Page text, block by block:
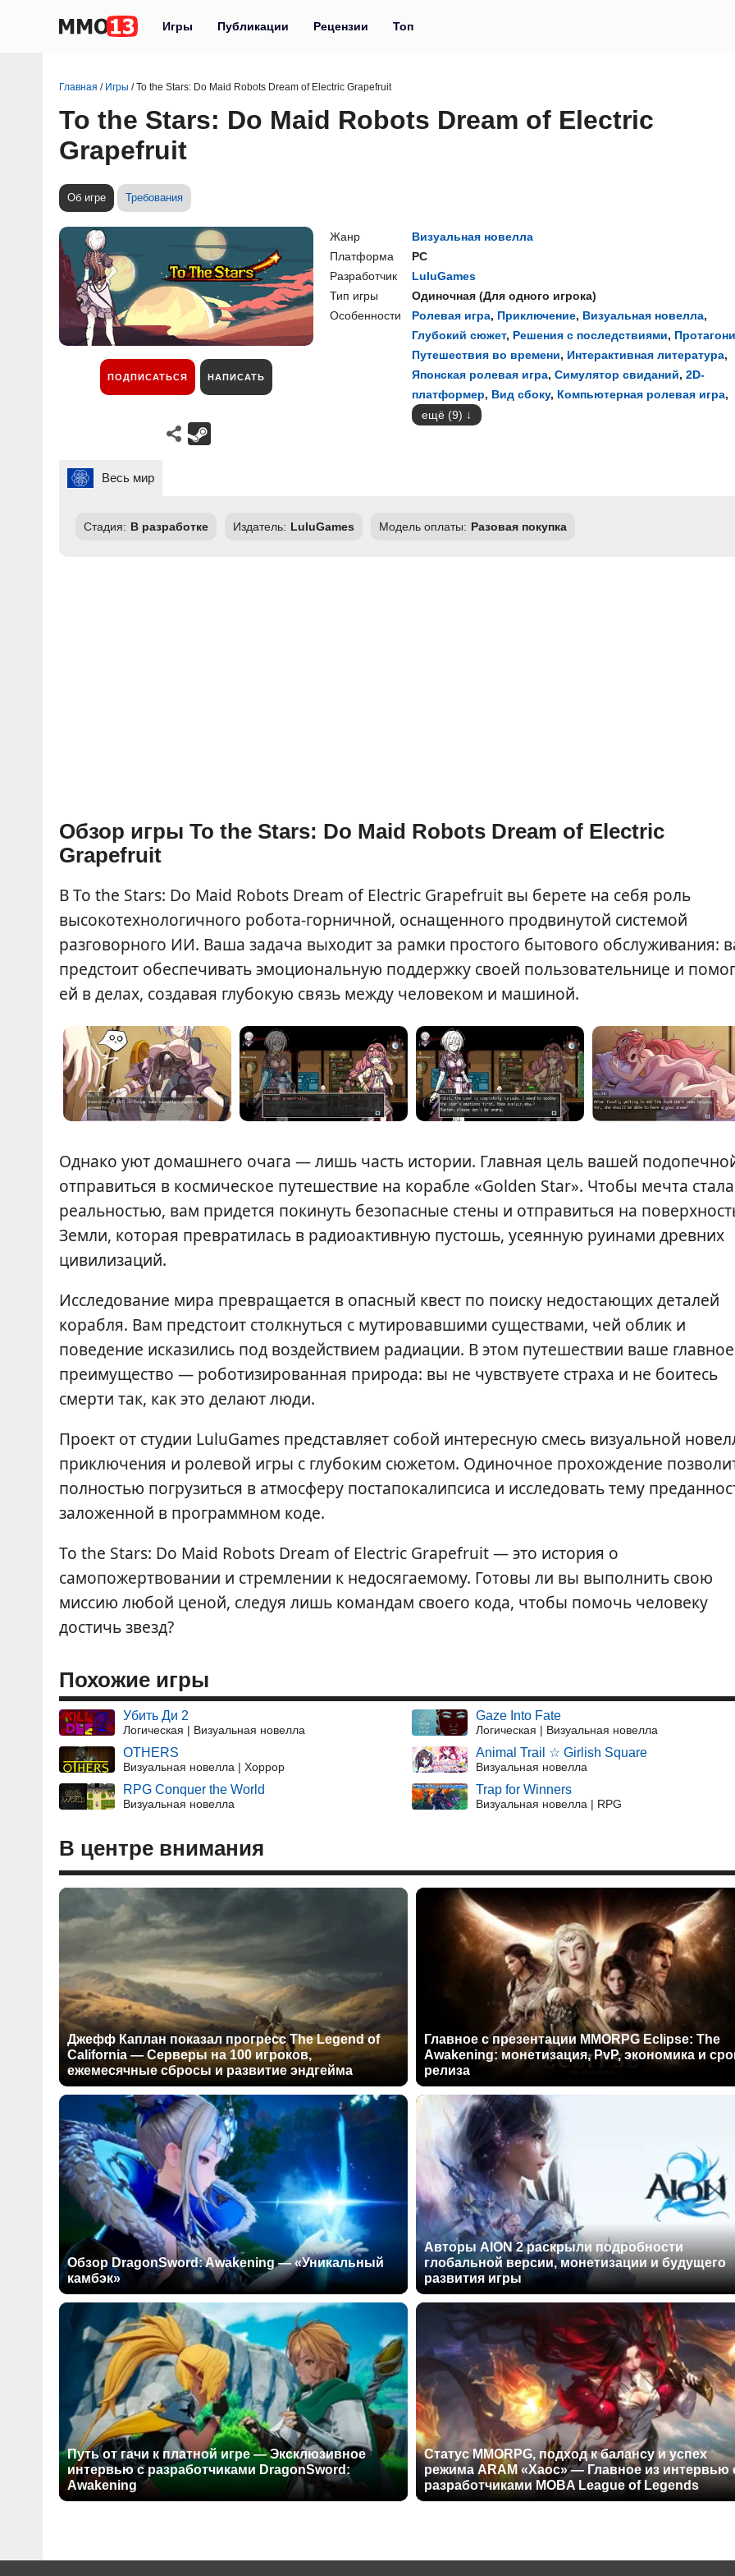
Игры Публикации Рецензии Топ
Главная / Игры /To the Stars: Do Maid Robots Dream of Electric Grapefruit
To the Stars: Do Maid Robots Dream of Electric
Grapefruit
Об игре Требования
ПОДПИСАТЬСЯ НАПИСАТЬ
Жанр
Визуальная новелла
Платформа
PC
Разработчик
LuluGames
Тип игры
Одиночная (Для одного игрока)
Особенности
Ролевая игра, Приключение, Визуальная новелла,
Глубокий сюжет, Решения с последствиями,
Путешествия во времени, Интерактивная литература,
Японская ролевая игра, Симулятор свиданий, 2D-
платформер, Вид сбоку, Компьютерная ролевая игра,
ещё (9)
Весь мир
Стадия: В разработке Издатель: LuluGames Модель оплаты: Разовая покупка
Обзор игры To the Stars: Do Maid Robots Dream of Electric
Grapefruit
В To the Stars: Do Maid Robots Dream of Electric Grapefruit вы берете на себя роль
высокотехнологичного робота-горничной, оснащенного продвинутой системой
разговорного ИИ. Ваша задача выходит за рамки простого бытового обслуживания:
предстоит обеспечивать эмоциональную поддержку своей пользовательнице и
ей в делах, создавая глубокую связь между человеком и машиной.
Однако уют домашнего очага — лишь часть истории. Главная цель вашей
отправиться в космическое путешествие на корабле «Golden Star». Чтобы мечта стала
реальностью, вам придется покинуть безопасные стены и отправиться на
Земли, которая превратилась в радиоактивную пустошь, усеянную руинами древних
цивилизаций.
Исследование мира превращается в опасный квест по поиску недостающих деталей
корабля. Вам предстоит столкнуться с мутировавшими существами, чей облик и
поведение исказились под воздействием радиации. В этом путешествии ваше главное
преимущество — роботизированная природа: вы не чувствуете страха и не боитесь
смерти так, как это делают люди.
Проект от студии LuluGames представляет собой интересную смесь визуальной
приключения и ролевой игры с глубоким сюжетом. Одиночное прохождение
полностью погрузиться в атмосферу постапокалипсиса и исследовать тему
заложенной в программном коде.
To the Stars: Do Maid Robots Dream of Electric Grapefruit — это история о
самопожертвовании и стремлении к недосягаемому. Готовы ли вы выполнить свою
миссию любой ценой, следуя лишь командам своего кода, чтобы помочь человеку
достичь звезд?
Похожие игры
Убить Ди 2
Логическая | Визуальная новелла
OTHERS
Визуальная новелла | Хоррор
RPG Conquer the World
Визуальная новелла
Gaze Into Fate
Логическая | Визуальная новелла
Animal Trail ☆ Girlish Square
Визуальная новелла
Trap for Winners
Визуальная новелла | RPG
В центре внимания
Джефф Каплан показал прогресс The Legend of
California — Серверы на 100 игроков,
ежемесячные сбросы и развитие эндгейма
Главное с презентации MMORPG Eclipse: The
Awakening: монетизация, PvP, экономика и
релиза
Обзор DragonSword: Awakening — «Уникальный
камбэк»
Авторы AION 2 раскрыли подробности
глобальной версии, монетизации и будущего
развития игры
Путь от гачи к платной игре — Эксклюзивное
интервью с разработчиками DragonSword:
Awakening
Статус MMORPG, подход к балансу и успех
режима ARAM «Хаос» — Главное из интервью
разработчиками MOBA League of Legends